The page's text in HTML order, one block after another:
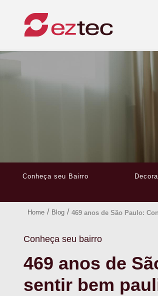
Conheça seu Bairro
Home / Blog / 469 anos de São Paulo:
Conheça seu bairro
469 anos de
sentir bem